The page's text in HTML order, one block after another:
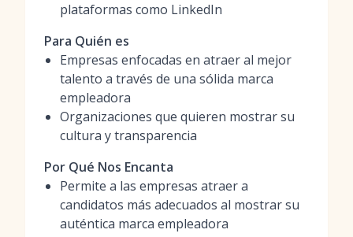
plataformas como LinkedIn
Para Quién es
Empresas enfocadas en atraer al mejor
talento a través de una sólida marca
empleadora
Organizaciones que quieren mostrar su
cultura y transparencia
Por Qué Nos Encanta
Permite a las empresas atraer a
candidatos más adecuados al mostrar su
auténtica marca empleadora